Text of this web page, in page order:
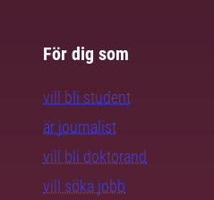
För dig som
vill bli student
är journalist
vill bli doktorand
vill söka jobb